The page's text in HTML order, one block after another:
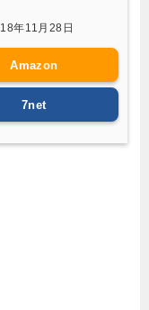
年11月28日
Amazon
7net